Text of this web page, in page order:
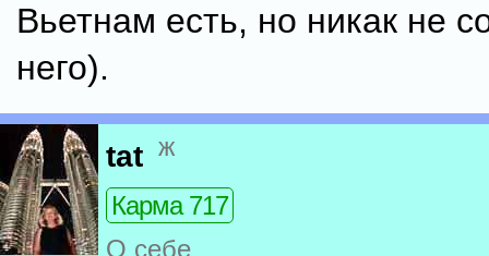
Вьетнам есть, но никак не
него).
tat ж
Карма 717
О себе